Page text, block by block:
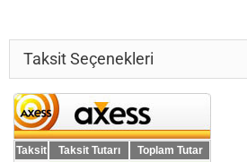
Taksit Seçenekleri
Taksit Taksit Tutarı
Toplam Tutar